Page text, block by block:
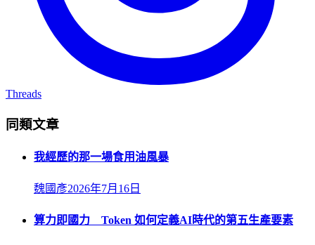
Threads
同類文章
我經歷的那一場食用油風暴
魏國彥2026年7月16日
算力即國力 Token 如何定義AI時代的第五生產要素